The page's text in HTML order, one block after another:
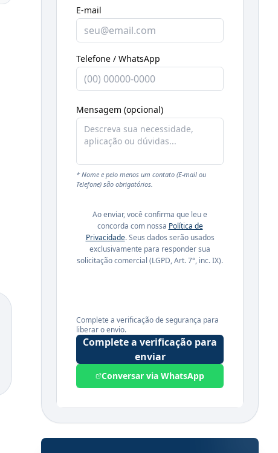
E-mail
Telefone / WhatsApp
Mensagem (opcional)
* Nome e pelo menos um contato (E-mail ou
Telefone) são obrigatórios.
Ao enviar, você confirma que leu e
concorda com nossa Política de
Privacidade. Seus dados serão usados
exclusivamente para responder sua
solicitação comercial (LGPD, Art. 7°, inc. IX).
Complete a verificação de segurança para
liberar o envio.
Complete a verificação para
enviar
Conversar via WhatsApp